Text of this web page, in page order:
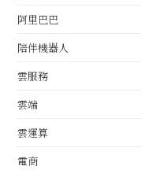
阿里巴巴
陪伴機器人
雲服務
雲端
雲運算
電商